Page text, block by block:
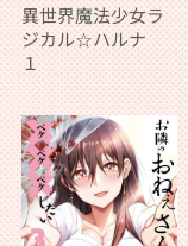
異世界魔法少女ラ
ジカル☆ハルナ
１